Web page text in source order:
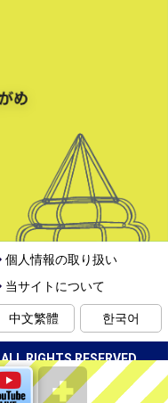
個人情報の取り扱い
当サイトについて
中文繁體 한국어
RIGHTS RESERVED.